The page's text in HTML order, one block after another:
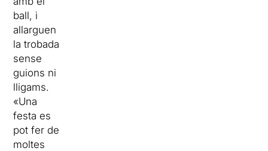
ball, i
allarguen
la trobada
sense
guions ni
lligams.
«Una
festa es
pot fer de
moltes